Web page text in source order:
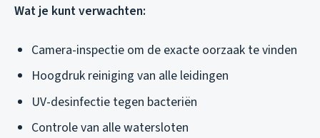
Wat je kunt verwachten:
Camera-inspectie om de exacte oorzaak te vinden
Hoogdruk reiniging van alle leidingen
UV-desinfectie tegen bacteriën
Controle van alle watersloten